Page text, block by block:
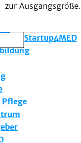
zur Ausgangsgröße.
Startup4MED